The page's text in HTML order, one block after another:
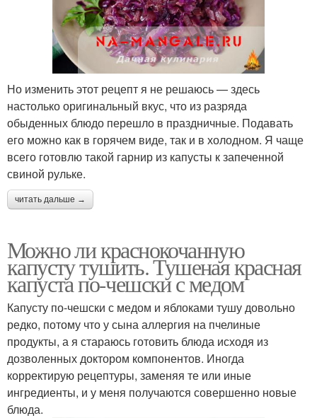
Но изменить этот рецепт я не решаюсь — здесь
настолько оригинальный вкус, что из разряда
обыденных блюдо перешло в праздничные. Подавать
его можно как в горячем виде, так и в холодном. Я чаще
всего готовлю такой гарнир из капусты к запеченной
свиной рульке.
читать дальше →
Можно ли краснокочанную
капусту тушить. Тушеная красная
капуста по-чешски с медом
Капусту по-чешски с медом и яблоками тушу довольно
редко, потому что у сына аллергия на пчелиные
продукты, а я стараюсь готовить блюда исходя из
дозволенных доктором компонентов. Иногда
корректирую рецептуры, заменяя те или иные
ингредиенты, и у меня получаются совершенно новые
блюда.